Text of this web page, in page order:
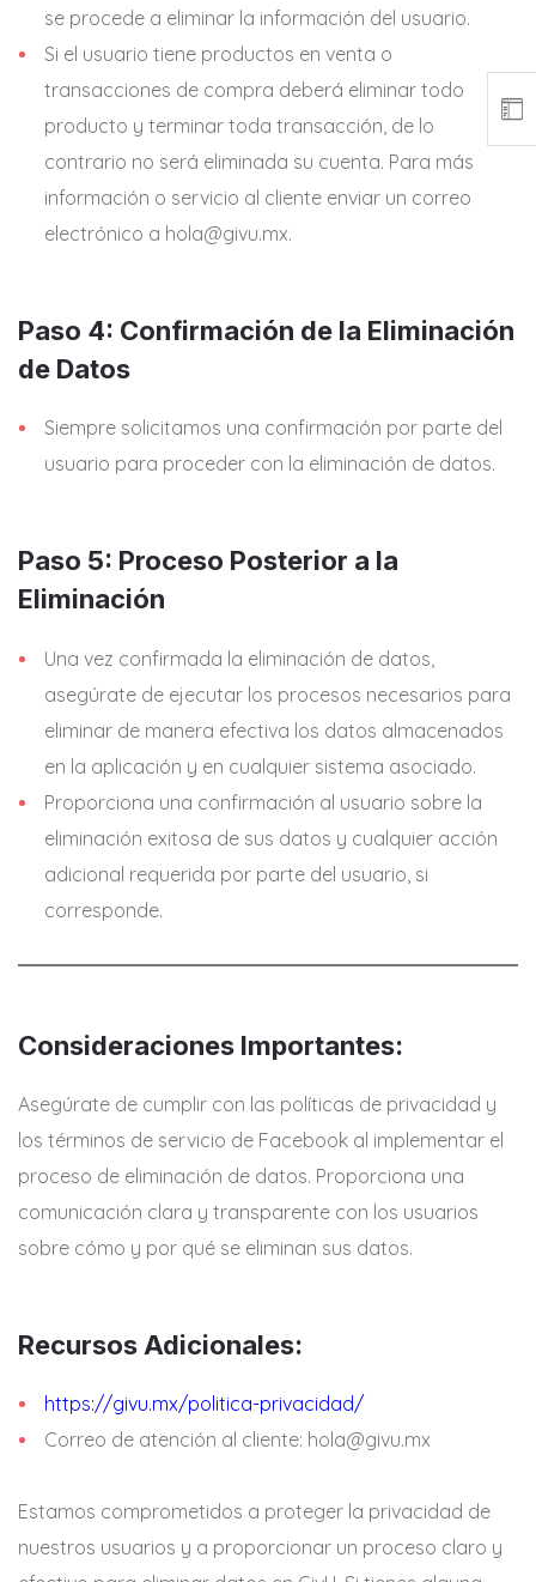
se procede a eliminar la información del usuario.
Si el usuario tiene productos en venta o
transacciones de compra deberá eliminar todo
producto y terminar toda transacción, de lo
contrario no será eliminada su cuenta. Para más
información o servicio al cliente enviar un correo
electrónico a hola@givu.mx.
Paso 4: Confirmación de la Eliminación
de Datos
Siempre solicitamos una confirmación por parte del
usuario para proceder con la eliminación de datos.
Paso 5: Proceso Posterior a la
Eliminación
Una vez confirmada la eliminación de datos,
asegúrate de ejecutar los procesos necesarios para
eliminar de manera efectiva los datos almacenados
en la aplicación y en cualquier sistema asociado.
Proporciona una confirmación al usuario sobre la
eliminación exitosa de sus datos y cualquier acción
adicional requerida por parte del usuario, si
corresponde.
Consideraciones Importantes:
Asegúrate de cumplir con las políticas de privacidad y
los términos de servicio de Facebook al implementar el
proceso de eliminación de datos. Proporciona una
comunicación clara y transparente con los usuarios
sobre cómo y por qué se eliminan sus datos.
Recursos Adicionales:
https://givu.mx/politica-privacidad/
Correo de atención al cliente: hola@givu.mx
Estamos comprometidos a proteger la privacidad de
nuestros usuarios y a proporcionar un proceso claro y